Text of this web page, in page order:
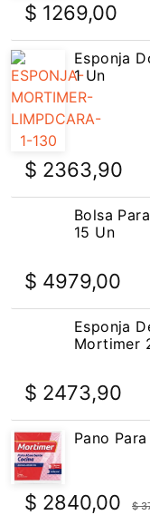
$ 1269,00
Esponja
1 Un
$ 2363,90
Bolsa
15 Un
$ 4979,00
Esponja
Mortimer
$ 2473,90
Pano
$ 2840,00 $